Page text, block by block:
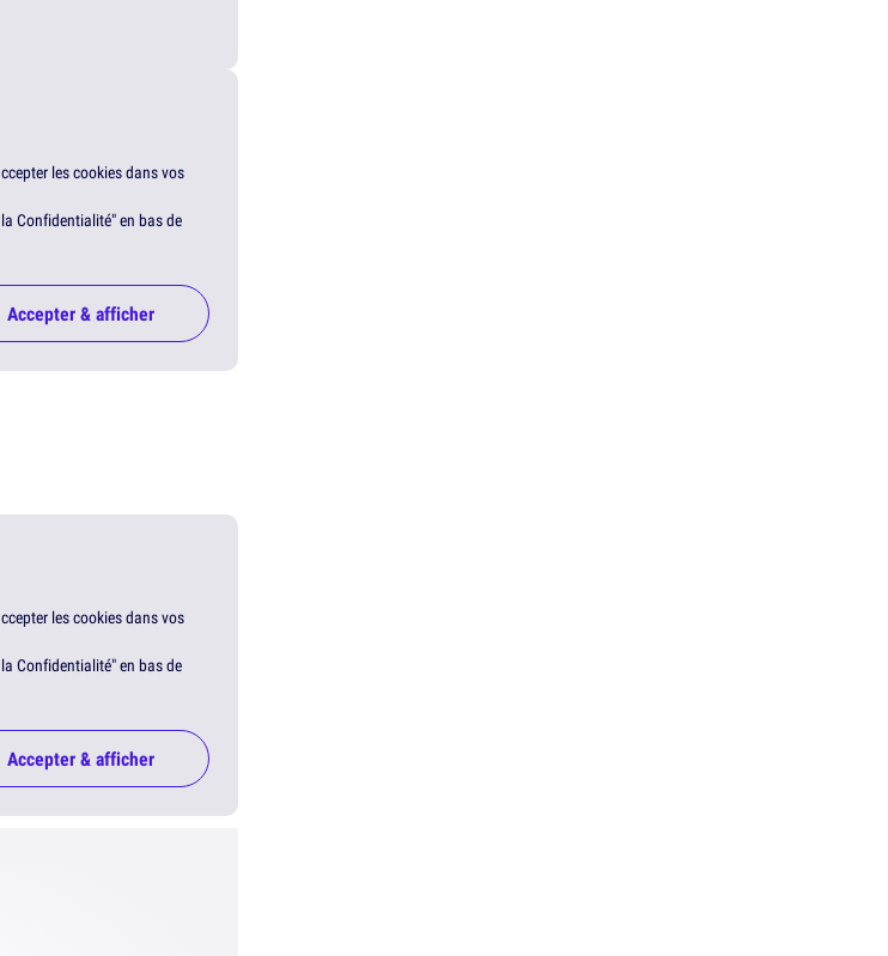
les cookies dans vos
Confidentialité" en bas de
Accepter & afficher
les cookies dans vos
Confidentialité" en bas de
Accepter & afficher